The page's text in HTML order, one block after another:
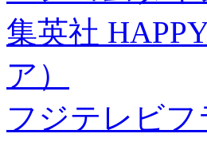
集英社
ア）
フジテレビ